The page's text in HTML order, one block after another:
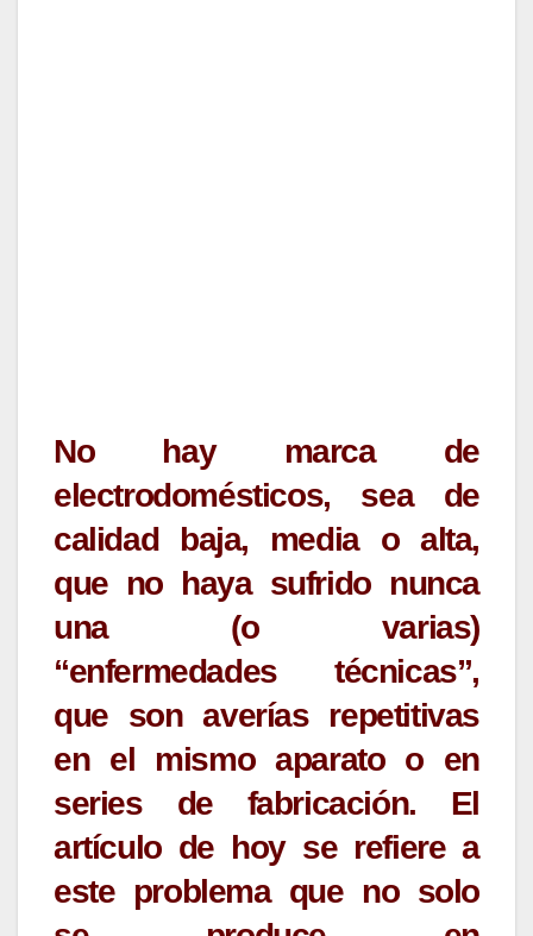
No hay marca de
electrodomésticos, sea de
calidad baja, media o alta,
que no haya sufrido nunca
una (o varias)
“enfermedades técnicas”,
que son averías repetitivas
en el mismo aparato o en
series de fabricación. El
artículo de hoy se refiere a
este problema que no solo